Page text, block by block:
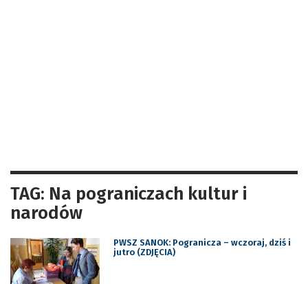
TAG: Na pograniczach kultur i
narodów
PWSZ SANOK: Pogranicza – wczoraj, dziś i
jutro (ZDJĘCIA)